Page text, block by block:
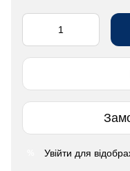
Увійти для